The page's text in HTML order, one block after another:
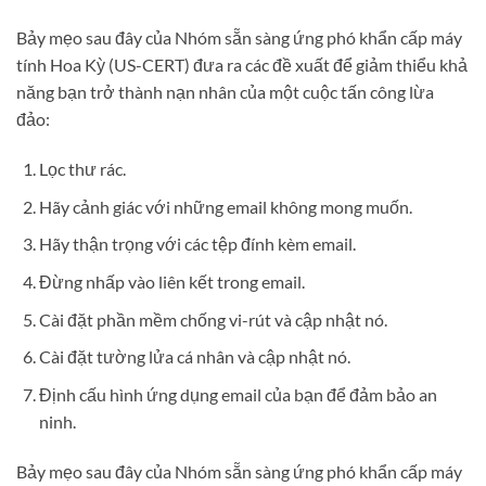
Bảy mẹo sau đây của Nhóm sẵn sàng ứng phó khẩn cấp máy
tính Hoa Kỳ (US-CERT) đưa ra các đề xuất để giảm thiểu khả
năng bạn trở thành nạn nhân của một cuộc tấn công lừa
đảo:
Lọc thư rác.
Hãy cảnh giác với những email không mong muốn.
Hãy thận trọng với các tệp đính kèm email.
Đừng nhấp vào liên kết trong email.
Cài đặt phần mềm chống vi-rút và cập nhật nó.
Cài đặt tường lửa cá nhân và cập nhật nó.
Định cấu hình ứng dụng email của bạn để đảm bảo an
ninh.
Bảy mẹo sau đây của Nhóm sẵn sàng ứng phó khẩn cấp máy